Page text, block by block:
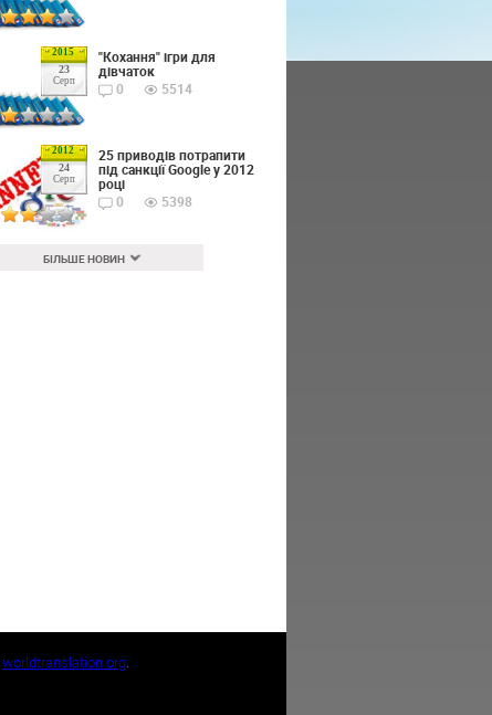
2015
23
Серп
"Кохання" ігри для
дівчаток
0
5514
2012
24
Серп
25 приводів потрапити
під санкції Google у 2012
році
0
5398
БІЛЬШЕ НОВИН
worldtranslation.org.